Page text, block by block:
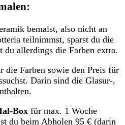
bemalst, also nicht an
teilnimmst, sparst du die
du allerdings die Farben extra.
die Farben sowie den Preis für
Darin sind die Glasur-,
Box für max. 1 Woche
du beim Abholen 95 € (darin